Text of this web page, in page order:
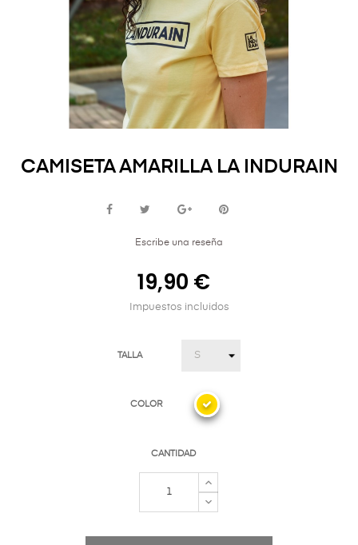
CAMISETA AMARILLA LA INDURAIN
Escribe una reseña
19,90 €
Impuestos incluidos
TALLA
COLOR
CANTIDAD